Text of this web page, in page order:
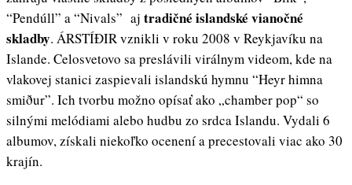
“Pendúll” a “Nivals” aj tradičné islandské vianočné
skladby. ÁRSTÍÐIR vznikli v roku 2008 v Reykjavíku na
Islande. Celosvetovo sa preslávili virálnym videom, kde na
vlakovej stanici zaspievali islandskú hymnu “Heyr himna
smiður”. Ich tvorbu možno opísať ako „chamber pop“ so
silnými melódiami alebo hudbu zo srdca Islandu. Vydali 6
albumov, získali niekoľko ocenení a precestovali viac ako 30
krajín.